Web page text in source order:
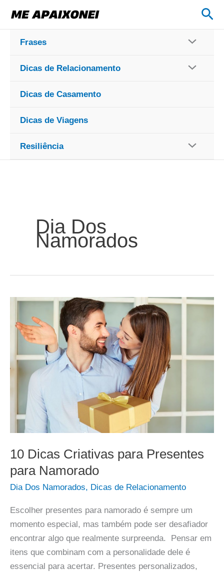
para
conteúdo
Frases
Dicas de Relacionamento
Dicas de Casamento
Dicas de Viagens
Resiliência
Dia Dos
Namorados
10 Dicas Criativas para Presentes
para Namorado
Dia Dos Namorados, Dicas de Relacionamento
Escolher presentes para namorado é sempre um
momento especial, mas também pode ser desafiador
encontrar algo que realmente surpreenda. Pensar em
itens que combinam com a personalidade dele é
essencial para acertar. Presentes personalizados,